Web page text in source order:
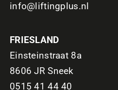
info@liftingplus.nl
FRIESLAND
Einsteinstraat 8a
8606 JR Sneek
0515 41 44 40